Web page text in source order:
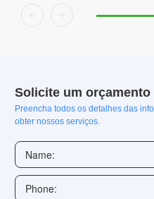
Solicite um
Preencha todos os detalhes das
obter nossos serviços.